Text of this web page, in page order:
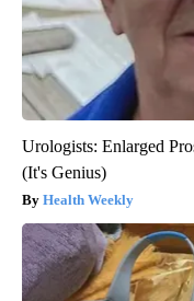
Urologists: Enlarged
(It's Genius)
Health Weekly